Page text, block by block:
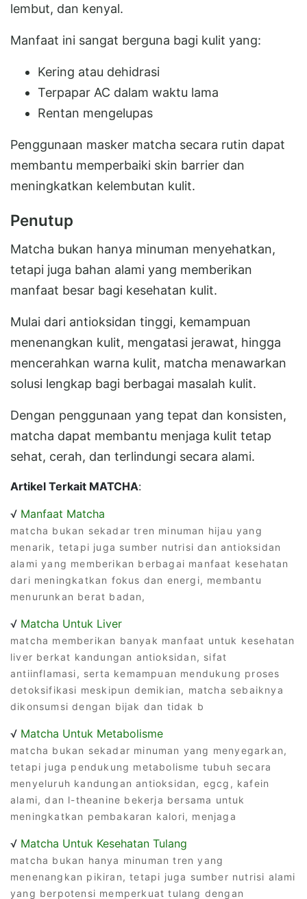
lembut, dan kenyal.
Manfaat ini sangat berguna bagi kulit yang:
Kering atau dehidrasi
Terpapar AC dalam waktu lama
Rentan mengelupas
Penggunaan masker matcha secara rutin dapat
membantu memperbaiki skin barrier dan
meningkatkan kelembutan kulit.
Penutup
Matcha bukan hanya minuman menyehatkan,
tetapi juga bahan alami yang memberikan
manfaat besar bagi kesehatan kulit.
Mulai dari antioksidan tinggi, kemampuan
menenangkan kulit, mengatasi jerawat, hingga
mencerahkan warna kulit, matcha menawarkan
solusi lengkap bagi berbagai masalah kulit.
Dengan penggunaan yang tepat dan konsisten,
matcha dapat membantu menjaga kulit tetap
sehat, cerah, dan terlindungi secara alami.
Artikel Terkait MATCHA:
√ Manfaat Matcha
matcha bukan sekadar tren minuman hijau yang
menarik, tetapi juga sumber nutrisi dan antioksidan
alami yang memberikan berbagai manfaat kesehatan
dari meningkatkan fokus dan energi, membantu
menurunkan berat badan,
√ Matcha Untuk Liver
matcha memberikan banyak manfaat untuk kesehatan
liver berkat kandungan antioksidan, sifat
antiinflamasi, serta kemampuan mendukung proses
detoksifikasi meskipun demikian, matcha sebaiknya
dikonsumsi dengan bijak dan tidak b
√ Matcha Untuk Metabolisme
matcha bukan sekadar minuman yang menyegarkan,
tetapi juga pendukung metabolisme tubuh secara
menyeluruh kandungan antioksidan, egcg, kafein
alami, dan l-theanine bekerja bersama untuk
meningkatkan pembakaran kalori, menjaga
√ Matcha Untuk Kesehatan Tulang
matcha bukan hanya minuman tren yang
menenangkan pikiran, tetapi juga sumber nutrisi alami
yang berpotensi memperkuat tulang dengan